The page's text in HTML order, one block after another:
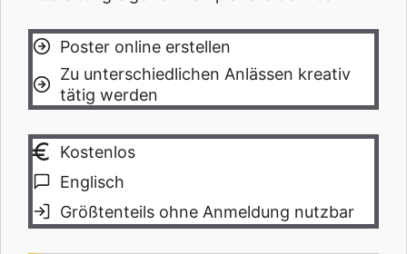
Poster online erstellen
Zu unterschiedlichen Anlässen kreativ
tätig werden
Kostenlos
Englisch
Größtenteils ohne Anmeldung nutzbar